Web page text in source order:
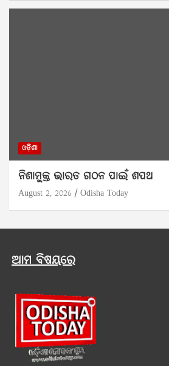
ଓଡ଼ିଶା
ନିଶାମୁକ୍ତ ଭାରତ ଗଠନ ପାଇଁ ଶପଥ
August 2, 2026 Odisha Today
ଆମ ବିଷୟରେ